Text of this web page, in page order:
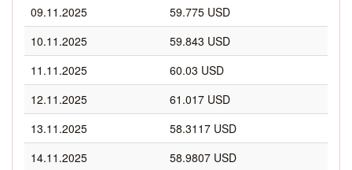
09.11.2025
59.775 USD
10.11.2025
59.843 USD
11.11.2025
60.03 USD
12.11.2025
61.017 USD
13.11.2025
58.3117 USD
14.11.2025
58.9807 USD